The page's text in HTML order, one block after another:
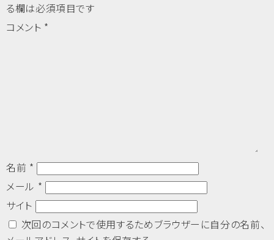
る欄は必須項目です
コメント *
名前 *
メール *
サイト
次回のコメントで使用するためブラウザーに自分の名前、